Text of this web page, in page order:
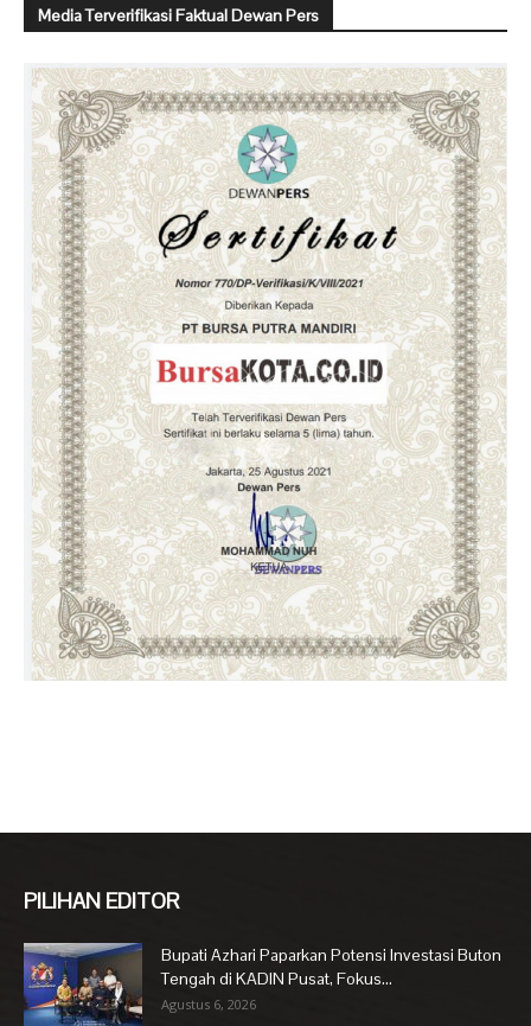
Media Terverifikasi Faktual Dewan Pers
PILIHAN EDITOR
Bupati Azhari Paparkan Potensi Investasi Buton
Tengah di KADIN Pusat, Fokus...
Agustus 6, 2026